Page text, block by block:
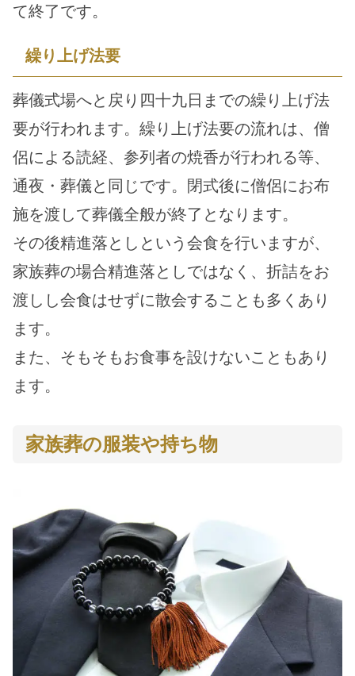
て終了です。
繰り上げ法要
葬儀式場へと戻り四十九日までの繰り上げ法
要が行われます。繰り上げ法要の流れは、僧
侶による読経、参列者の焼香が行われる等、
通夜・葬儀と同じです。閉式後に僧侶にお布
施を渡して葬儀全般が終了となります。
その後精進落としという会食を行いますが、
家族葬の場合精進落としではなく、折詰をお
渡しし会食はせずに散会することも多くあり
ます。
また、そもそもお食事を設けないこともあり
ます。
家族葬の服装や持ち物